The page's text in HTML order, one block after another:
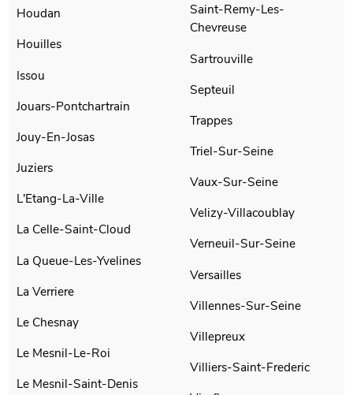
Houdan
Houilles
Issou
Jouars-Pontchartrain
Jouy-En-Josas
Juziers
L'Etang-La-Ville
La Celle-Saint-Cloud
La Queue-Les-Yvelines
La Verriere
Le Chesnay
Le Mesnil-Le-Roi
Le Mesnil-Saint-Denis
Saint-Remy-Les-
Chevreuse
Sartrouville
Septeuil
Trappes
Triel-Sur-Seine
Vaux-Sur-Seine
Velizy-Villacoublay
Verneuil-Sur-Seine
Versailles
Villennes-Sur-Seine
Villepreux
Villiers-Saint-Frederic